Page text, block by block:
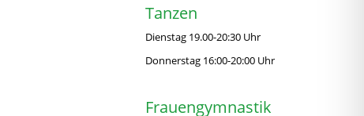
Tanzen
Dienstag 19.00-20:30 Uhr
Donnerstag 16:00-20:00 Uhr
Frauengymnastik